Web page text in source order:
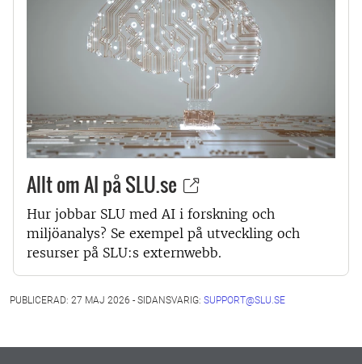
Allt om AI på SLU.se
Hur jobbar SLU med AI i forskning och
miljöanalys? Se exempel på utveckling och
resurser på SLU:s externwebb.
PUBLICERAD: 27 MAJ 2026 - SIDANSVARIG: SUPPORT@SLU.SE